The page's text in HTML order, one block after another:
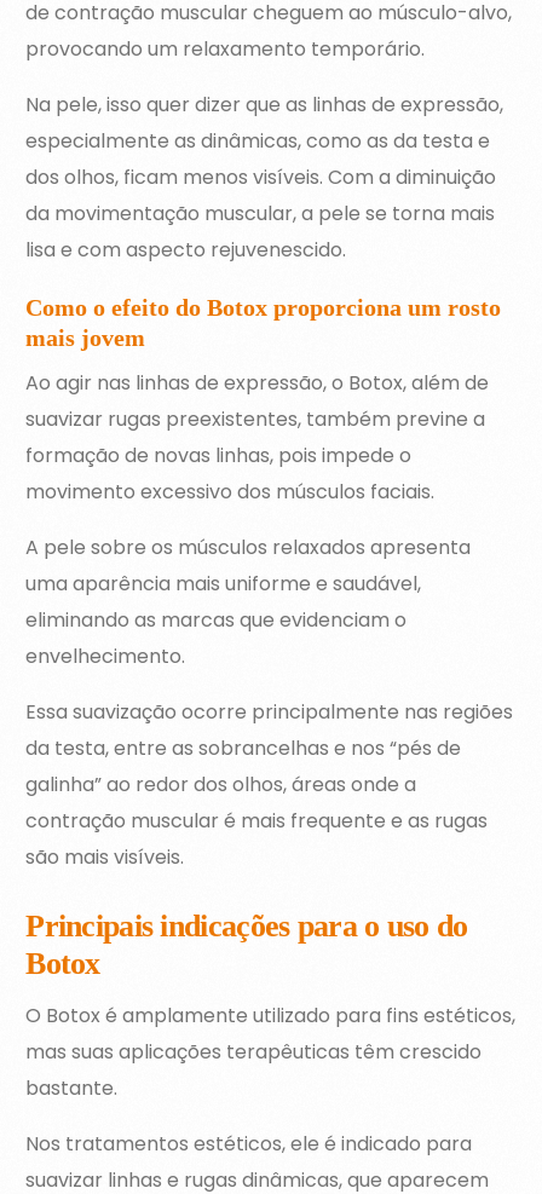
de contração muscular cheguem ao músculo-alvo,
provocando um relaxamento temporário.
Na pele, isso quer dizer que as linhas de expressão,
especialmente as dinâmicas, como as da testa e
dos olhos, ficam menos visíveis. Com a diminuição
da movimentação muscular, a pele se torna mais
lisa e com aspecto rejuvenescido.
Como o efeito do Botox proporciona um rosto
mais jovem
Ao agir nas linhas de expressão, o Botox, além de
suavizar rugas preexistentes, também previne a
formação de novas linhas, pois impede o
movimento excessivo dos músculos faciais.
A pele sobre os músculos relaxados apresenta
uma aparência mais uniforme e saudável,
eliminando as marcas que evidenciam o
envelhecimento.
Essa suavização ocorre principalmente nas regiões
da testa, entre as sobrancelhas e nos “pés de
galinha” ao redor dos olhos, áreas onde a
contração muscular é mais frequente e as rugas
são mais visíveis.
Principais indicações para o uso do
Botox
O Botox é amplamente utilizado para fins estéticos,
mas suas aplicações terapêuticas têm crescido
bastante.
Nos tratamentos estéticos, ele é indicado para
suavizar linhas e rugas dinâmicas, que aparecem